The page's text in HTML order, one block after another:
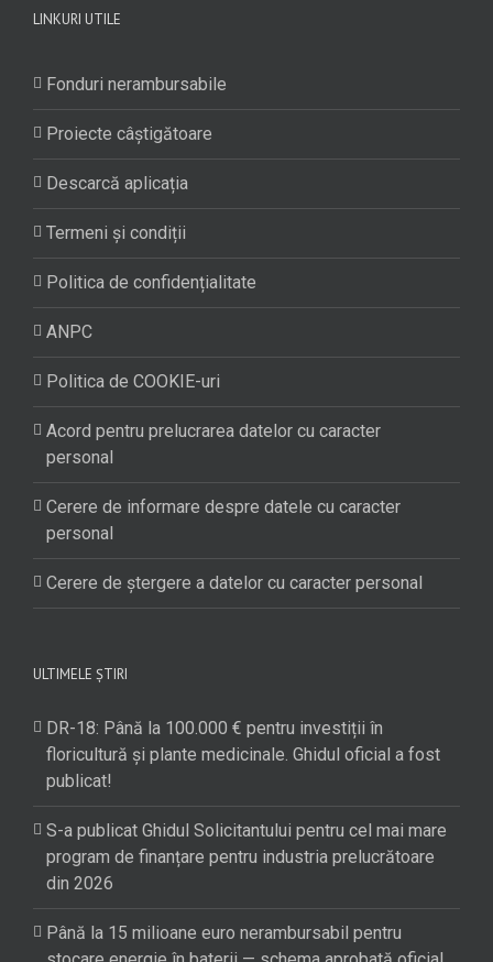
LINKURI UTILE
Fonduri nerambursabile
Proiecte câștigătoare
Descarcă aplicația
Termeni și condiții
Politica de confidențialitate
ANPC
Politica de COOKIE-uri
Acord pentru prelucrarea datelor cu caracter
personal
Cerere de informare despre datele cu caracter
personal
Cerere de ștergere a datelor cu caracter personal
ULTIMELE ȘTIRI
DR-18: Până la 100.000 € pentru investiții în
floricultură și plante medicinale. Ghidul oficial a fost
publicat!
S-a publicat Ghidul Solicitantului pentru cel mai mare
program de finanțare pentru industria prelucrătoare
din 2026
Până la 15 milioane euro nerambursabil pentru